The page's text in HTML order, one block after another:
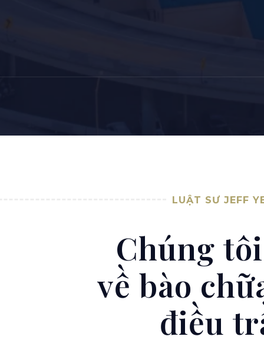
LUẬT SƯ JEFF
Chúng
về bào
điều